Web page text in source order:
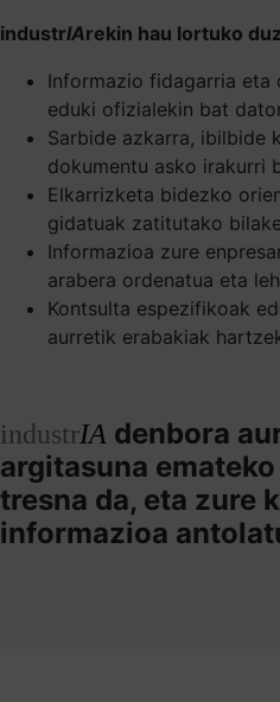
industrIArekin hau lortuko
Informazio fidagarria eta
eduki ofizialekin bat
Sarbide azkarra, ibilbide
dokumentu asko irakurri
Elkarrizketa bidezko
gidatuak zatitutako
Informazioa zure
arabera ordenatua eta
Kontsulta espezifikoak
aurretik erabakiak
industrIA denbora
argitasuna
tresna da, eta zure
informazioa